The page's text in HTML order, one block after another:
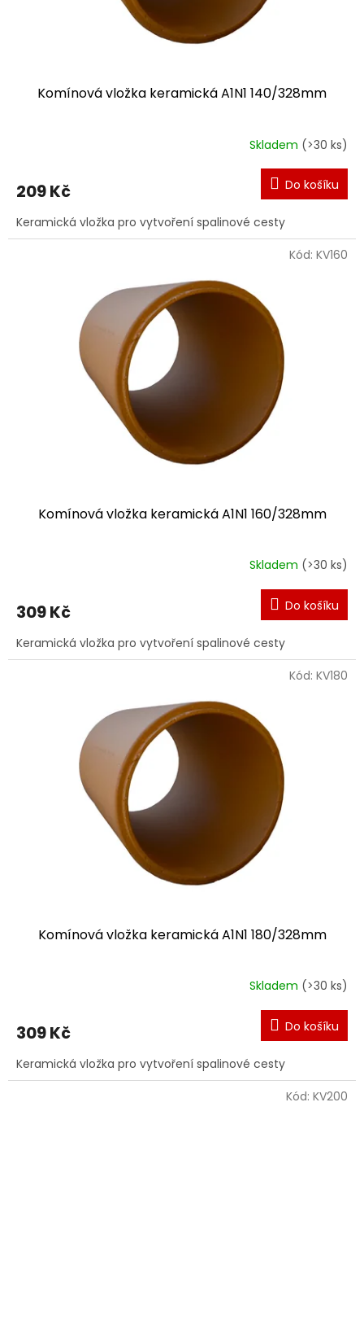
Komínová vložka keramická A1N1 140/328mm
Skladem (>30 ks)
209 Kč Do košíku
Keramická vložka pro vytvoření spalinové cesty
Komínová vložka keramická A1N1 160/328mm
Skladem (>30 ks)
309 Kč Do košíku
Keramická vložka pro vytvoření spalinové cesty
Kód: KV160
Komínová vložka keramická A1N1 180/328mm
Skladem (>30 ks)
309 Kč Do košíku
Keramická vložka pro vytvoření spalinové cesty
Kód: KV180
Kód: KV200